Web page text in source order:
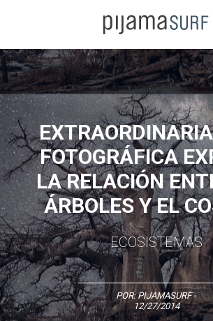
FOTOGRÁFICA
LA RELACIÓN
ÁRBOLES Y EL
ECOSISTEMAS
POR:PIJAMASURF-
12/27/2014